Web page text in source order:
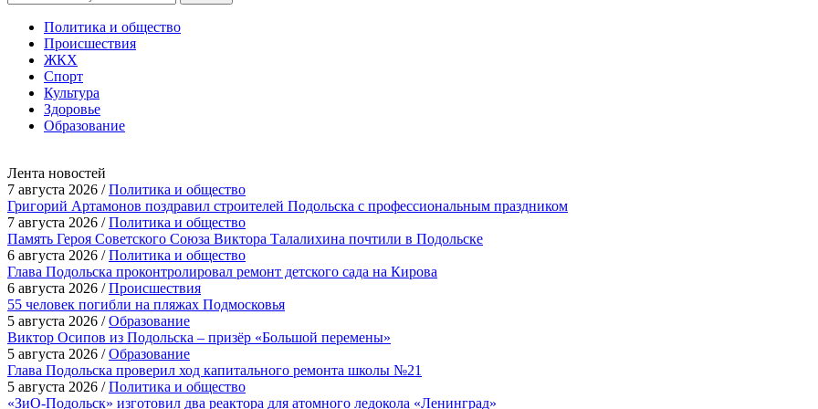
Политика и общество
Происшествия
ЖКХ
Спорт
Культура
Здоровье
Образование
Лента новостей
7 августа 2026 /Политика и общество
Григорий Артамонов поздравил строителей Подольска с профессиональным праздником
7 августа 2026 /Политика и общество
Память Героя Советского Союза Виктора Талалихина почтили в Подольске
6 августа 2026 /Политика и общество
Глава Подольска проконтролировал ремонт детского сада на Кирова
6 августа 2026 /Происшествия
55 человек погибли на пляжах Подмосковья
5 августа 2026 /Образование
Виктор Осипов из Подольска – призёр «Большой перемены»
5 августа 2026 /Образование
Глава Подольска проверил ход капитального ремонта школы №21
5 августа 2026 /Политика и общество
«ЗиО-Подольск» изготовил два реактора для атомного ледокола «Ленинград»